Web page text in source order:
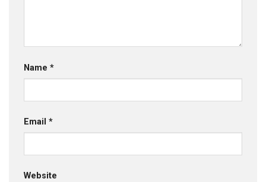
Name *
Email *
Website